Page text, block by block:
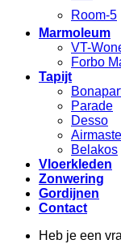
Room-5
Marmoleum
VT-
Forbo
Tapijt
Parade
Desso
Belakos
Vloerkleden
Zonwering
Gordijnen
Contact
Heb je een